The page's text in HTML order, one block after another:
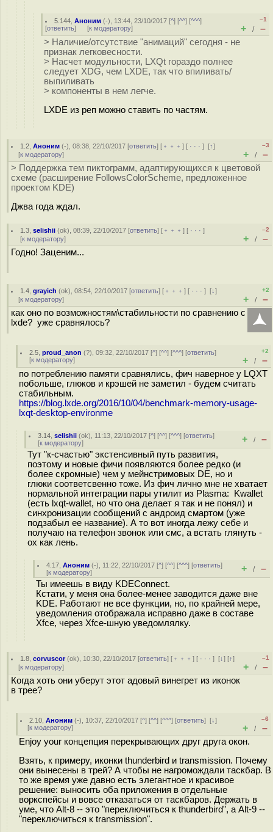
5.144 ,Аноним (-), 13:44, 23/10/2017 [^] [^^] [^^^]
[ответить] [к модератору]
–1
+ / –
> Наличие/отсутствие "анимаций" сегодня - не
признак легковесности.
> Насчет модульности, LXQt гораздо полнее
следует XDG, чем LXDE, так что впиливать/
выпиливать
> компоненты в нем легче.
LXDE из реп можно ставить по частям.
1.2 ,Аноним (-), 08:38, 22/10/2017 [ответить] [ ﹢﹢﹢] [ · · ·][↑]
[к модератору]
–3
+ / –
> Поддержка тем пиктограмм, адаптирующихся к цветовой
схеме (расширение FollowsColorScheme, предложенное
проектом KDE)
Джва года ждал.
1.3 ,selishii (ok), 08:39, 22/10/2017 [ответить] [ ﹢﹢﹢] [ · · ·]
[к модератору]
–2
+ / –
Годно! Заценим...
1.4 ,grayich (ok), 08:54, 22/10/2017 [ответить] [ ﹢﹢﹢] [ · · ·][↓]
[к модератору]
+2
+ / –
как оно по возможностям\стабильности по сравнению с
lxde? уже сравнялось?
2.5 ,proud_anon (?), 09:32, 22/10/2017 [^] [^^] [^^^] [ответить]
[к модератору]
+2
+ / –
по потреблению памяти сравнялись, фич наверное у LQXT
побольше, глюков и крэшей не заметил - будем считать
стабильным.
https://blog.lxde.org/2016/10/04/benchmark-memory-usage-
lxqt-desktop-environme
3.14 ,selishii (ok), 11:13, 22/10/2017 [^] [^^] [^^^] [ответить]
[к модератору] + / –
Тут "к-счастью" экстенсивный путь развития,
поэтому и новые фичи появляются более редко (и
более скромные) чем у мейнстримовых DE, но и
глюки соответсвенно тоже. Из фич лично мне не хватает
нормальной интеграции пары утилит из Plasma: Kwallet
(есть lxqt-wallet, но что она делает я так и не понял) и
синхронизации сообщений с андроид смартом (уже
подзабыл ее название). А то вот иногда лежу себе и
получаю на телефон звонок или смс, а встать глянуть -
ох как лень.
4.17 ,Аноним (-), 11:22, 22/10/2017 [^] [^^] [^^^] [ответить]
[к модератору] + / –
Ты имеешь в виду KDEConnect.
Кстати, у меня она более-менее заводится даже вне
KDE. Работают не все функции, но, по крайней мере,
уведомления отображала исправно даже в составе
Xfce, через Xfce-шную уведомлялку.
1.8 ,corvuscor(ok), 10:30, 22/10/2017 [ответить] [ ﹢﹢﹢] [ · · ·][↓] [↑]
[к модератору]
–1
+ / –
Когда хоть они уберут этот адовый винегрет из иконок
в трее?
2.10 ,Аноним (-), 10:37, 22/10/2017 [^] [^^] [^^^] [ответить][↓]
[к модератору]
–6
+ / –
Enjoy your концепция перекрывающих друг друга окон.
Взять, к примеру, иконки thunderbird и transmission. Почему
они вынесены в трей? А чтобы не нагромождали таскбар. В
то же время уже давно есть элегантное и красивое
решение: выносить оба приложения в отдельные
воркспейсы и вовсе отказаться от таскбаров. Держать в
уме, что Alt-8 -- это "переключиться к thunderbird", а Alt-9 --
"переключиться к transmission".